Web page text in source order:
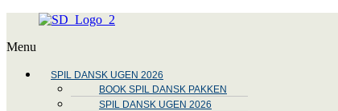
Menu
SPIL DANSK UGEN 2026
BOOK SPIL DANSK PAKKEN
SPIL DANSK UGEN 2026